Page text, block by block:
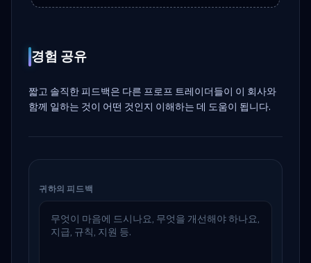
경험 공유
짧고 솔직한 피드백은 다른 프로프 트레이더들이 이 회사와
함께 일하는 것이 어떤 것인지 이해하는 데 도움이 됩니다.
귀하의 피드백